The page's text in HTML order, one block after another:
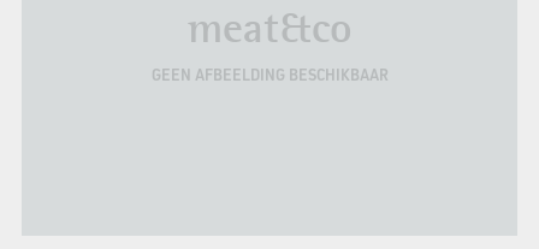
meat&co
GEEN AFBEELDING BESCHIKBAAR